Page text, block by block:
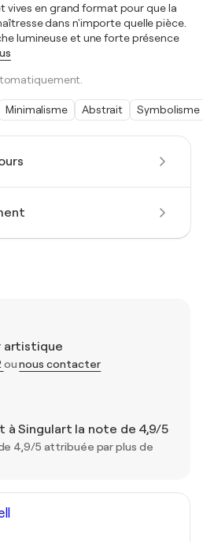
artistique
ounous contacter
à Singulart la note de 4,9/5
4,9/5 attribuée par plus de
vives en grand format pour que la
dans n'importe quelle pièce.
lumineuse et une forte présence
Minimalisme Abstrait Symbolisme